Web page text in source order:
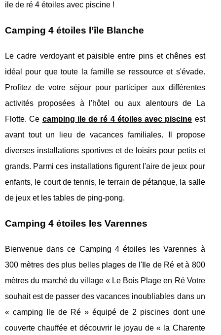
ile de ré 4 étoiles avec piscine !
Camping 4 étoiles l’île Blanche
Le cadre verdoyant et paisible entre pins et chênes est
idéal pour que toute la famille se ressource et s'évade.
Profitez de votre séjour pour participer aux différentes
activités proposées à l'hôtel ou aux alentours de La
Flotte. Ce camping ile de ré 4 étoiles avec piscine est
avant tout un lieu de vacances familiales. Il propose
diverses installations sportives et de loisirs pour petits et
grands. Parmi ces installations figurent l'aire de jeux pour
enfants, le court de tennis, le terrain de pétanque, la salle
de jeux et les tables de ping-pong.
Camping 4 étoiles les Varennes
Bienvenue dans ce Camping 4 étoiles les Varennes à
300 mètres des plus belles plages de l'Ile de Ré et à 800
mètres du marché du village « Le Bois Plage en Ré Votre
souhait est de passer des vacances inoubliables dans un
« camping Ile de Ré » équipé de 2 piscines dont une
couverte chauffée et découvrir le joyau de « la Charente